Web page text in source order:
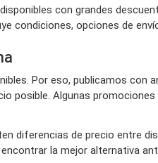
con grandes
condiciones, opciones de
Por eso, publicamos con
posible. Algunas
diferencias de precio entre
la mejor alternativa